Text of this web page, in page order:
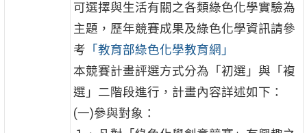
可選擇與生活有關之各類綠色化學實驗為
主題，歷年競賽成果及綠色化學資訊請參
考 「教育部綠色化學教育網」
本競賽計畫評選方式分為「初選」與「複
選」二階段進行，計畫內容詳述如下：
(一)參與對象：